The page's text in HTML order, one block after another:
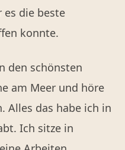
es die beste
konnte.
den schönsten
am Meer und höre
Alles das habe ich in
Ich sitze in